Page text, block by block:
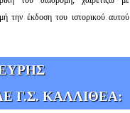
την έκδοση του ιστορικού αυτού
Γ.Σ. ΚΑΛΛΙΘΕΑ: